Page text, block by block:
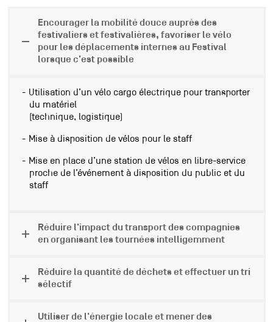
Encourager la mobilité douce auprès des
festivaliers et festivalières, favoriser le vélo
pour les déplacements internes au Festival
lorsque c'est possible
Utilisation d’un vélo cargo électrique pour transporter
du matériel
(technique, logistique)
Mise à disposition de vélos pour le staff
Mise en place d’une station de vélos en libre-service
proche de l’événement à disposition du public et du
staff
Réduire l'impact du transport des compagnies
en organisant les tournées intelligemment
Réduire la quantité de déchets et effectuer un tri
sélectif
Utiliser de l'énergie locale et mener des